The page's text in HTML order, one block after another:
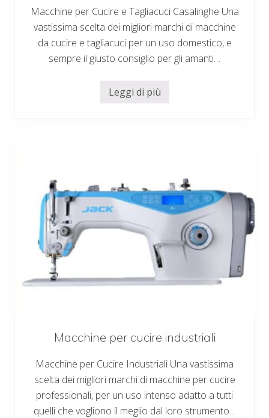
Macchine per Cucire e Tagliacuci Casalinghe Una
vastissima scelta dei migliori marchi di macchine
da cucire e tagliacuci per un uso domestico, e
sempre il giusto consiglio per gli amanti…
M
r
c
c
i
a
g
u
c
c
a
s
a
i
Leggi di più
Macchine per cucire industriali
Macchine per Cucire Industriali Una vastissima
scelta dei migliori marchi di macchine per cucire
professionali, per un uso intenso adatto a tutti
quelli che vogliono il meglio dal loro strumento…